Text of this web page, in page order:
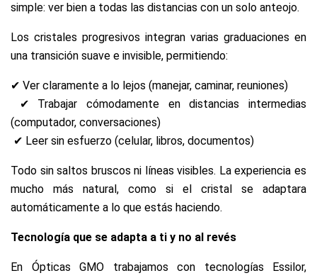
simple: ver bien a todas las distancias con un solo anteojo.
Los cristales progresivos integran varias graduaciones en
una transición suave e invisible, permitiendo:
✔ Ver claramente a lo lejos (manejar, caminar, reuniones)
✔ Trabajar cómodamente en distancias intermedias
(computador, conversaciones)
✔ Leer sin esfuerzo (celular, libros, documentos)
Todo sin saltos bruscos ni líneas visibles. La experiencia es
mucho más natural, como si el cristal se adaptara
automáticamente a lo que estás haciendo.
Tecnología que se adapta a ti y no al revés
En Ópticas GMO trabajamos con tecnologías Essilor,